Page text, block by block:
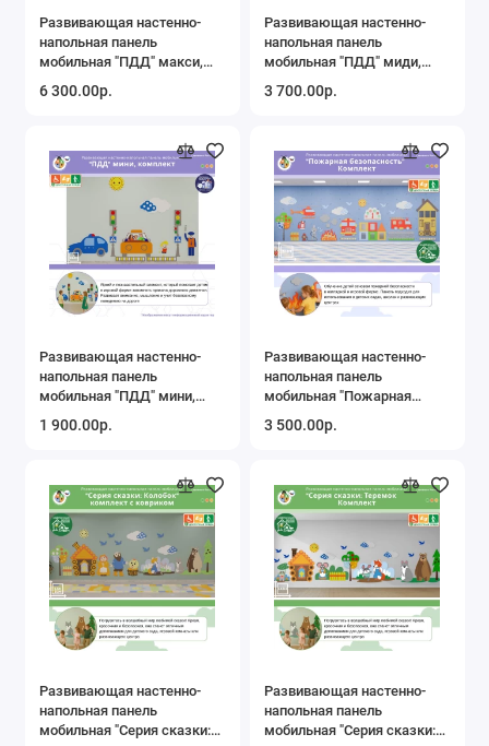
Развивающая настенно-
напольная панель
мобильная "ПДД" макси,
6 300.00р.
Развивающая настенно-
напольная панель
мобильная "ПДД" миди,
3 700.00р.
Развивающая настенно-
напольная панель
мобильная "ПДД" мини,
1 900.00р.
Развивающая настенно-
напольная панель
мобильная "Пожарная
3 500.00р.
Развивающая настенно-
напольная панель
мобильная "Серия сказки:
Развивающая настенно-
напольная панель
мобильная "Серия сказки: